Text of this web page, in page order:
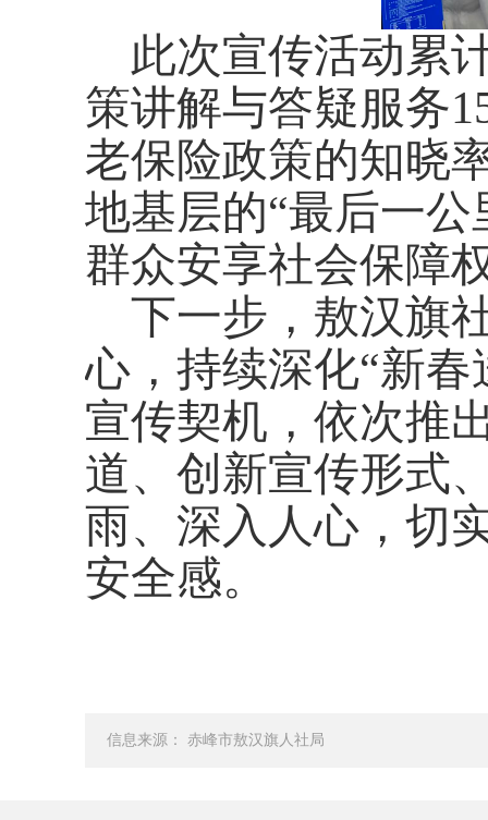
此次宣传活动累
策讲解与答疑服务
老保险政策的知晓
地基层的“最后一
群众安享社会保障
下一步，敖汉旗
心，持续深化“新
宣传契机，依次推
道、创新宣传形式
雨、深入人心，切
安全感。
信息来源： 赤峰市敖汉旗人社局